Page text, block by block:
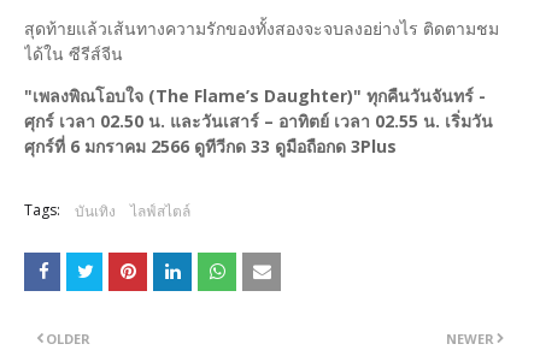
สุดท้ายแล้วเส้นทางความรักของทั้งสองจะจบลงอย่างไร ติดตามชม
ได้ใน ซีรีส์จีน
"เพลงพิณโอบใจ (The Flame’s Daughter)" ทุกคืนวันจันทร์ -
ศุกร์ เวลา 02.50 น. และวันเสาร์ – อาทิตย์ เวลา 02.55 น. เริ่มวัน
ศุกร์ที่ 6 มกราคม 2566 ดูทีวีกด 33 ดูมือถือกด 3Plus
Tags: บันเทิง ไลฟ์สไตล์
NEWER
OLDER